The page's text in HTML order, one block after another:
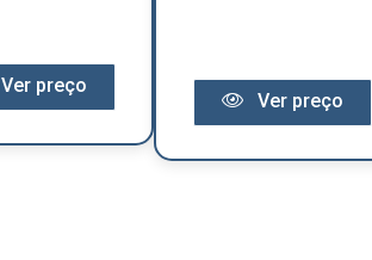
Ver preço
Ver preço